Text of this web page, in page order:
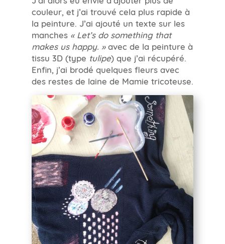
couleur, et j’ai trouvé cela plus rapide à
la peinture. J’ai ajouté un texte sur les
manches « Let’s do something that
makes us happy. »avec de la peinture à
tissu 3D (type tulipe) que j’ai récupéré.
Enfin, j’ai brodé quelques fleurs avec
des restes de laine de Mamie tricoteuse.